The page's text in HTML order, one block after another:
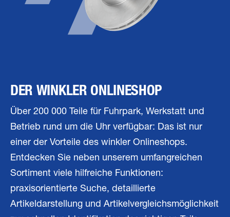
DER WINKLER ONLINESHOP
Über 200 000 Teile für Fuhrpark, Werkstatt und
Betrieb rund um die Uhr verfügbar: Das ist nur
einer der Vorteile des winkler Onlineshops.
Entdecken Sie neben unserem umfangreichen
Sortiment viele hilfreiche Funktionen:
praxisorientierte Suche, detaillierte
Artikeldarstellung und Artikelvergleichsmöglichkeit